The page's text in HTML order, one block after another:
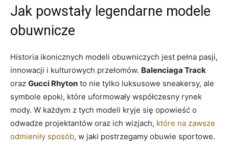
Jak powstały legendarne modele
obuwnicze
Historia ikonicznych modeli obuwniczych jest pełna pasji,
innowacji i kulturowych przełomów. Balenciaga Track
oraz Gucci Rhyton to nie tylko luksusowe sneakersy, ale
symbole epoki, które uformowały współczesny rynek
mody. W każdym z tych modeli kryje się opowieść o
odwadze projektantów oraz ich wizjach, które na zawsze
odmieniły sposób, w jaki postrzegamy obuwie sportowe.